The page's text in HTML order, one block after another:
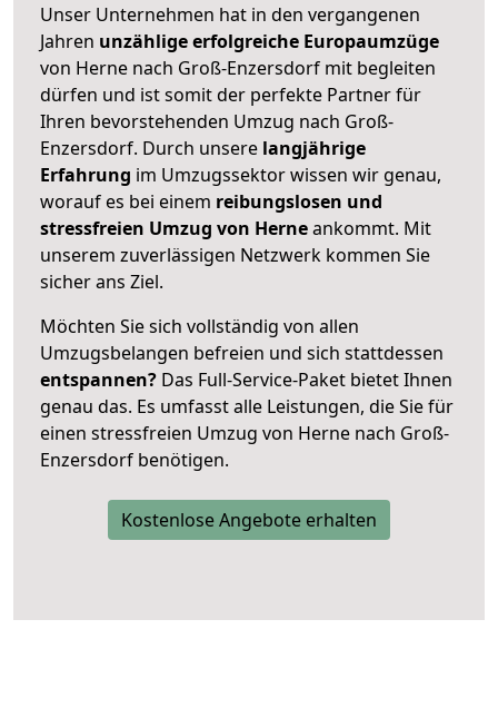
Unser Unternehmen hat in den vergangenen
Jahren unzählige erfolgreiche Europaumzüge
von Herne nach Groß-Enzersdorf mit begleiten
dürfen und ist somit der perfekte Partner für
Ihren bevorstehenden Umzug nach Groß-
Enzersdorf. Durch unsere langjährige
Erfahrung im Umzugssektor wissen wir genau,
worauf es bei einem reibungslosen und
stressfreien Umzug von Herneankommt. Mit
unserem zuverlässigen Netzwerk kommen Sie
sicher ans Ziel.
Möchten Sie sich vollständig von allen
Umzugsbelangen befreien und sich stattdessen
entspannen? Das Full-Service-Paket bietet Ihnen
genau das. Es umfasst alle Leistungen, die Sie für
einen stressfreien Umzug von Herne nach Groß-
Enzersdorf benötigen.
Kostenlose Angebote erhalten